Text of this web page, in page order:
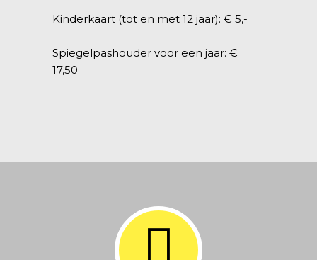
Kinderkaart (tot en met 12 jaar): € 5,-
Spiegelpashouder voor een jaar: €
17,50